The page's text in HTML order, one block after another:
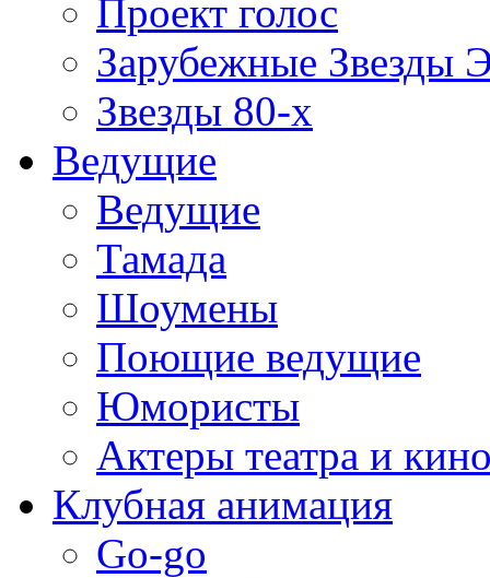
Проект голос
Зарубежные Звезды
Звезды 80-х
Ведущие
Ведущие
Тамада
Шоумены
Поющие ведущие
Юмористы
Актеры театра и
Клубная анимация
Go-go